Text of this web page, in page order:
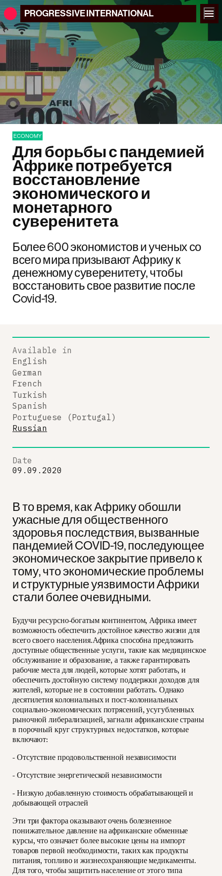
PROGRESSIVEINTERNATIONAL
ECONOMY
Для борьбы с пандемией
Африке потребуется
восстановление
экономического и
монетарного
суверенитета
Более 600 экономистов и ученых со
всего мира призывают Африку к
денежному суверенитету, чтобы
восстановить свое развитие после
Covid-19.
В то время, как Африку обошли
ужасные для общественного
здоровья последствия, вызванные
пандемией COVID-19, последующее
экономическое закрытие привело к
тому, что экономические проблемы
и структурные уязвимости Африки
стали более очевидными.
Будучи ресурсно-богатым континентом, Африка имеет
возможность обеспечить достойное качество жизни для
всего своего населения.Африка способна предложить
доступные общественные услуги, такие как медицинское
обслуживание и образование, а также гарантировать
рабочие места для людей, которые хотят работать, и
обеспечить достойную систему поддержки доходов для
жителей, которые не в состоянии работать. Однако
десятилетия колониальных и пост-колониальных
социально-экономических потрясений, усугубленных
рыночной либерализацией, загнали африканские страны
в порочный круг структурных недостатков, которые
включают:
- Отсутствие продовольственной независимости
- Отсутствие энергетической независимости
- Низкую добавленную стоимость обрабатывающей и
добывающей отраслей
Эти три фактора оказывают очень болезненное
понижательное давление на африканские обменные
курсы, что означает более высокие цены на импорт
товаров первой необходимости, таких как продукты
питания, топливо и жизнесохраняющие медикаменты.
Для того, чтобы защитить население от этого типа
Available in
English
German
French
Turkish
Spanish
Portuguese (Portugal)
Russian
Date
09.09.2020